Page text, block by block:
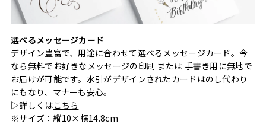
選べるメッセージカード
デザイン豊富で、用途に合わせて選べるメッセージカード。今
なら無料でお好きなメッセージの印刷 または 手書き用に無地で
お届けが可能です。水引がデザインされたカードはのし代わり
にもなり、マナーも安心。
▷詳しくはこちら
※サイズ：縦10×横14.8cm